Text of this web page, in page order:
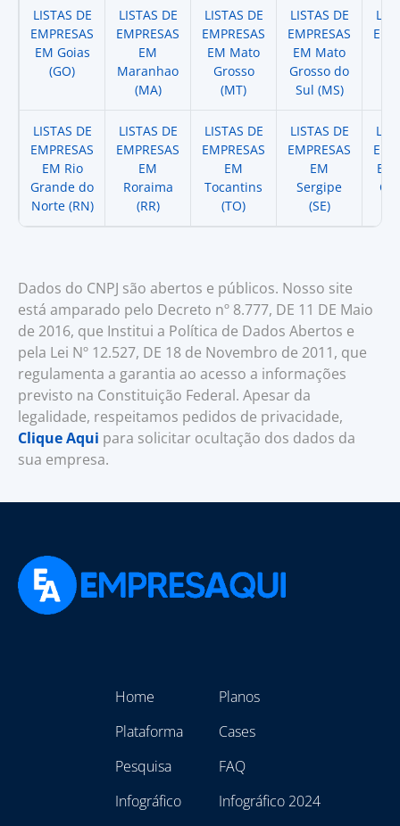
LISTAS DE
EMPRESAS
EM Goias
(GO)
LISTAS DE
EMPRESAS
EM
Maranhao
(MA)
LISTAS DE
EMPRESAS
EM Mato
Grosso
(MT)
LISTAS DE
EMPRESAS
EM Mato
Grosso do
Sul (MS)
LISTAS DE
EMPRESAS
EM Rio
Grande do
Norte (RN)
LISTAS DE
EMPRESAS
EM
Roraima
(RR)
LISTAS DE
EMPRESAS
EM
Tocantins
(TO)
LISTAS DE
EMPRESAS
EM
Sergipe
(SE)
EM
Dados do CNPJ são abertos e públicos. Nosso site
está amparado pelo Decreto nº 8.777, DE 11 DE Maio
de 2016, que Institui a Política de Dados Abertos e
pela Lei Nº 12.527, DE 18 de Novembro de 2011, que
regulamenta a garantia ao acesso a informações
previsto na Constituição Federal. Apesar da
legalidade, respeitamos pedidos de privacidade,
Clique Aqui para solicitar ocultação dos dados da
sua empresa.
Home
Plataforma
Pesquisa
Infográfico
Planos
Cases
FAQ
Infográfico 2024